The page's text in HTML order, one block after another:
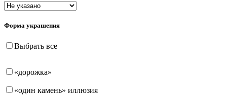
40-45-50
42
42-46
Форма украшения
Выбрать все
«дорожка»
«один камень» иллюзия